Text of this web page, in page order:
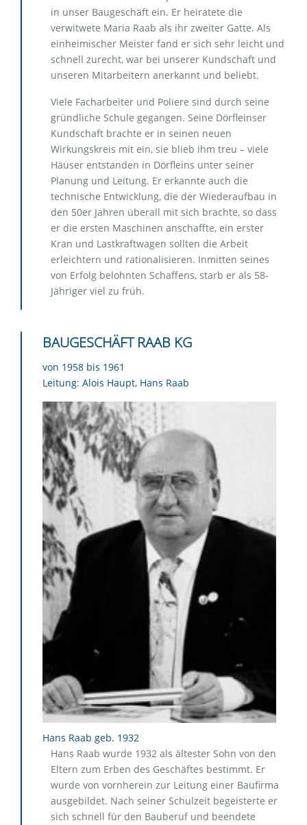
in unser Baugeschäft ein. Er heiratete die
verwitwete Maria Raab als ihr zweiter Gatte. Als
einheimischer Meister fand er sich sehr leicht und
schnell zurecht, war bei unserer Kundschaft und
unseren Mitarbeitern anerkannt und beliebt.
Viele Facharbeiter und Poliere sind durch seine
gründliche Schule gegangen. Seine Dörfleinser
Kundschaft brachte er in seinen neuen
Wirkungskreis mit ein, sie blieb ihm treu – viele
Häuser entstanden in Dörfleins unter seiner
Planung und Leitung. Er erkannte auch die
technische Entwicklung, die der Wiederaufbau in
den 50er Jahren überall mit sich brachte, so dass
er die ersten Maschinen anschaffte, ein erster
Kran und Lastkraftwagen sollten die Arbeit
erleichtern und rationalisieren. Inmitten seines
von Erfolg belohnten Schaffens, starb er als 58-
Jähriger viel zu früh.
BAUGESCHÄFT RAAB KG
von 1958 bis 1961
Leitung: Alois Haupt, Hans Raab
Hans Raab geb. 1932
Hans Raab wurde 1932 als ältester Sohn von den
Eltern zum Erben des Geschäftes bestimmt. Er
wurde von vornherein zur Leitung einer Baufirma
ausgebildet. Nach seiner Schulzeit begeisterte er
sich schnell für den Bauberuf und beendete